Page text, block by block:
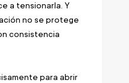
a tensionarla. Y
no se protege
consistencia
para abrir